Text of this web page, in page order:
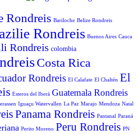
Rondreis Bariloche Belize Rondreis
Rondreis Buenos Aires Cauca
Rondreis colombia
Costa Rica
Rondreis El Calafate El Chaltén El
Esteros del Iberá Guatemala Rondreis
Iguaçu Watervallen La Paz Marajo Mendoza Natal
Panama Rondreis Pantanal Paraná
Perito Moreno Peru Rondreis PN